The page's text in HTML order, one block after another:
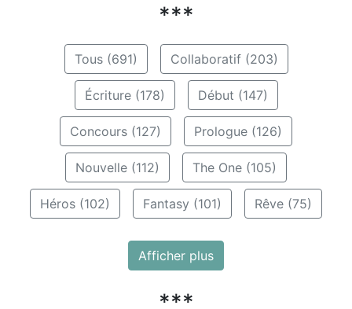
***
Tous (691) Collaboratif (203)
Écriture (178) Début (147)
Concours (127) Prologue (126)
Nouvelle (112) The One (105)
Héros (102) Fantasy (101) Rêve (75)
Afficher plus
***